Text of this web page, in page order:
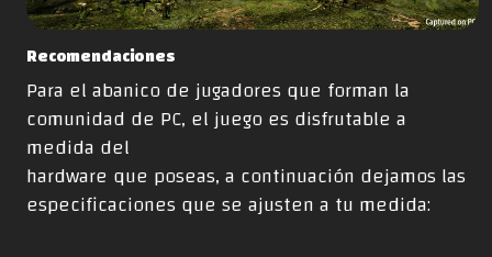
Recomendaciones
Para el abanico de jugadores que forman la
comunidad de PC, el juego es disfrutable a
medida del
hardware que poseas, a continuación dejamos las
especificaciones que se ajusten a tu medida: